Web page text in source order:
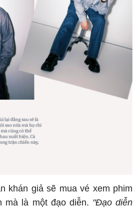
khán giả sẽ mua vé xem phim
mà là một đạo diễn. "Đạo diễn